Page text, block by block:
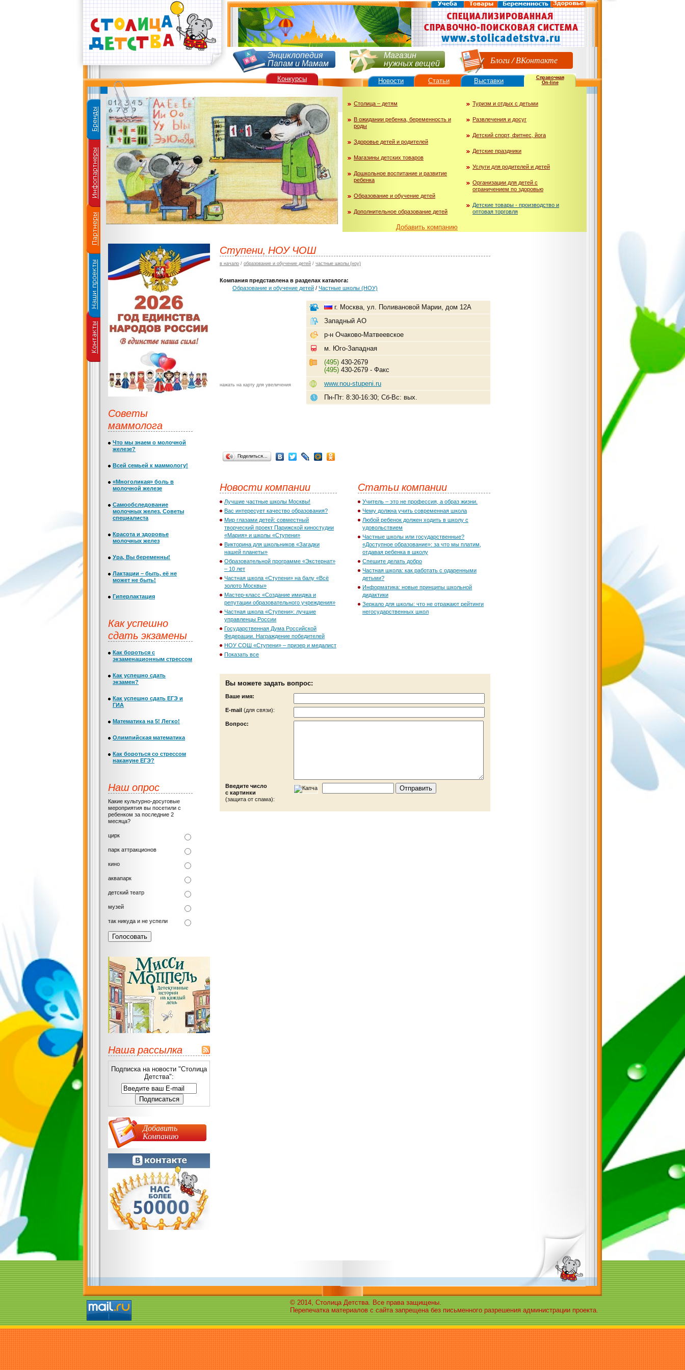
Энциклопедия
Папам и Мамам
Магазин
нужных вещей Блоги/ВКонтакте
Столица – детям
В ожидании ребенка, беременность и
роды
Здоровье детей и родителей
Магазины детских товаров
Дошкольное воспитание и развитие
ребенка
Образование и обучение детей
Дополнительное образование детей
Туризм и отдых с детьми
Развлечения и досуг
Детский спорт, фитнес, йога
Детские праздники
Услуги для родителей и детей
Организации для детей с
ограничением по здоровью
Детские товары - производство и
оптовая торговля
Добавить компанию
Справочная
On-line
Ступени, НОУ ЧОШ
в начало / образование и обучение детей / частные школы (ноу)
Компания представлена в разделах каталога:
Образование и обучение детей / Частные школы (НОУ)
нажать на карту для увеличения
г. Москва, ул. Поливановой Марии, дом 12А
Западный АО
р-н Очаково-Матвеевское
м. Юго-Западная
(495) 430-2679
(495) 430-2679 - Факс
www.nou-stupeni.ru
Пн-Пт: 8:30-16:30; Сб-Вс: вых.
Поделиться…
Новости компании
Лучшие частные школы Москвы!
Вас интересует качество образования?
Мир глазами детей: совместный
творческий проект Парижской киностудии
«Мария» и школы «Ступени»
Викторина для школьников «Загадки
нашей планеты»
Образовательной программе «Экстернат»
– 10 лет
Частная школа «Ступени» на балу «Всё
золото Москвы»
Мастер-класс «Создание имиджа и
репутации образовательного учреждения»
Частная школа «Ступени»: лучшие
управленцы России
Государственная Дума Российской
Федерации. Награждение победителей
НОУ СОШ «Ступени» – призер и медалист
Показать все
Статьи компании
Учитель – это не профессия, а образ жизни.
Чему должна учить современная школа
Любой ребенок должен ходить в школу с
удовольствием
Частные школы или государственные?
«Доступное образование»: за что мы платим,
отдавая ребенка в школу
Спешите делать добро
Частная школа: как работать с одаренными
детьми?
Информатика: новые принципы школьной
дидактики
Зеркало для школы: что не отражают рейтинги
негосударственных школ
Вы можете задать вопрос:
Ваше имя:
Е-mail (для связи):
Вопрос:
Введите число
с картинки
(защита от спама):
Советы
маммолога
Что мы знаем о молочной
железе?
Всей семьей к маммологу!
«Многоликая» боль в
молочной железе
Самообследование
молочных желез. Советы
специалиста
Красота и здоровье
молочных желез
Ура, Вы беременны!
Лактации – быть, её не
может не быть!
Гиперлактация
Как успешно
сдать экзамены
Как бороться с
экзаменационным стрессом
Как успешно сдать
экзамен?
Как успешно сдать ЕГЭ и
ГИА
Математика на 5! Легко!
Олимпийская математика
Как бороться со стрессом
накануне ЕГЭ?
Наш опрос
Какие культурно-досуговые
мероприятия вы посетили с
ребенком за последние 2
месяца?
цирк
парк аттракционов
кино
аквапарк
детский театр
музей
так никуда и не успели
Наша рассылка
Подписка на новости "Столица
Детства":
Добавить
Компанию
Конкурсы Новости Статьи Выставки
© 2014, Столица Детства. Все права защищены.
Перепечатка материалов с сайта запрещена без письменного разрешения администрации проекта.